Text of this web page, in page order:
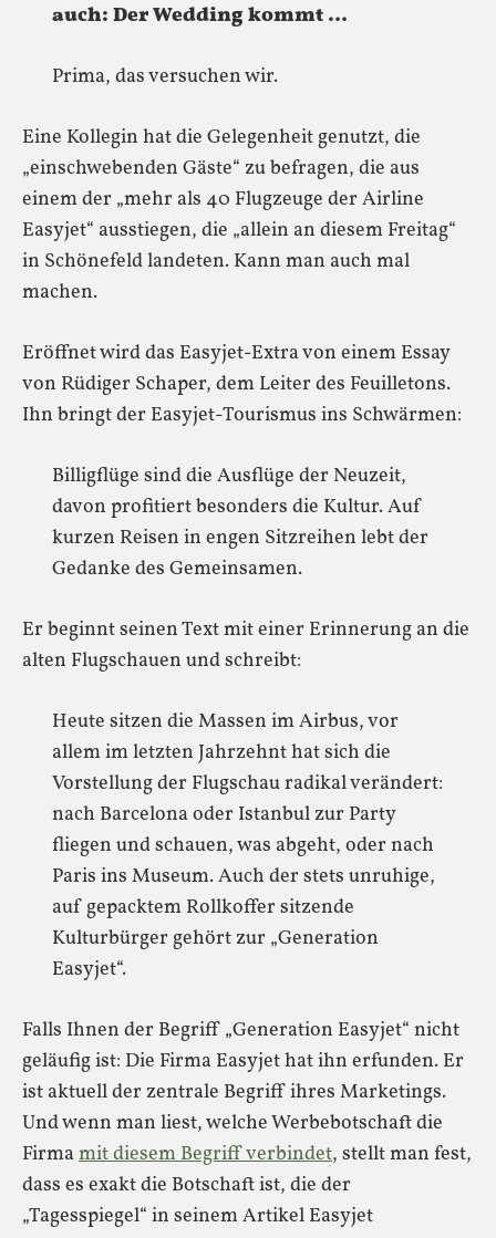
auch: Der Wedding kommt …
Prima, das versuchen wir.
Eine Kollegin hat die Gelegenheit genutzt, die
„einschwebenden Gäste“ zu befragen, die aus
einem der „mehr als 40 Flugzeuge der Airline
Easyjet“ ausstiegen, die „allein an diesem Freitag“
in Schönefeld landeten. Kann man auch mal
machen.
Eröffnet wird das Easyjet-Extra von einem Essay
von Rüdiger Schaper, dem Leiter des Feuilletons.
Ihn bringt der Easyjet-Tourismus ins Schwärmen:
Billigflüge sind die Ausflüge der Neuzeit,
davon profitiert besonders die Kultur. Auf
kurzen Reisen in engen Sitzreihen lebt der
Gedanke des Gemeinsamen.
Er beginnt seinen Text mit einer Erinnerung an die
alten Flugschauen und schreibt:
Heute sitzen die Massen im Airbus, vor
allem im letzten Jahrzehnt hat sich die
Vorstellung der Flugschau radikal verändert:
nach Barcelona oder Istanbul zur Party
fliegen und schauen, was abgeht, oder nach
Paris ins Museum. Auch der stets unruhige,
auf gepacktem Rollkoffer sitzende
Kulturbürger gehört zur „Generation
Easyjet“.
Falls Ihnen der Begriff „Generation Easyjet“ nicht
geläufig ist: Die Firma Easyjet hat ihn erfunden. Er
ist aktuell der zentrale Begriff ihres Marketings.
Und wenn man liest, welche Werbebotschaft die
Firmamit diesem Begriff verbindet, stellt man fest,
dass es exakt die Botschaft ist, die der
„Tagesspiegel“ in seinem Artikel Easyjet